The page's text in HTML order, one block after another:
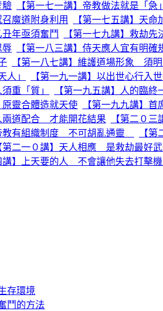
驗 【第一七一講】帝教做法就是「急
魔道附身利用 【第一七五講】天
年亟須奮鬥 【第一七九講】救劫先
辱
【第一八三講】侍天應人宜有明確
【第一八七講】維護道場形象 須
」
【第一九一講】以出世心行入
重「質」 【第一九五講】人的臨
靈合體造就天使 【第一九九講】
兩道配合 才能開花結果 【第二０
教有組織制度 不可胡亂通靈 【
第二一０講】天人相應 是救劫最好
講】上天要的人 不會讓他失去打擊
存環境
鬥的方法